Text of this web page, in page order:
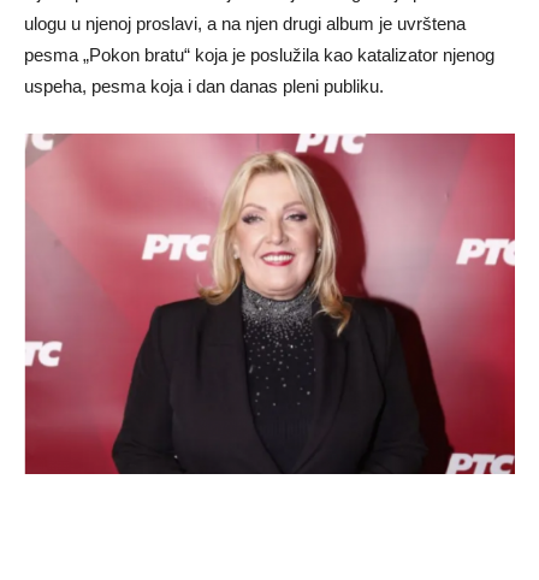
ulogu u njenoj proslavi, a na njen drugi album je uvrštena
pesma „Pokon bratu“ koja je poslužila kao katalizator njenog
uspeha, pesma koja i dan danas pleni publiku.